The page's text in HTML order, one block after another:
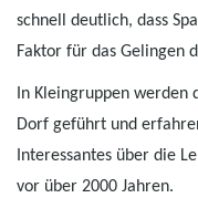
schnell deutlich, dass
Faktor für das Gelingen
In Kleingruppen werden
Dorf geführt und
Interessantes über die
vor über 2000 Jahren.